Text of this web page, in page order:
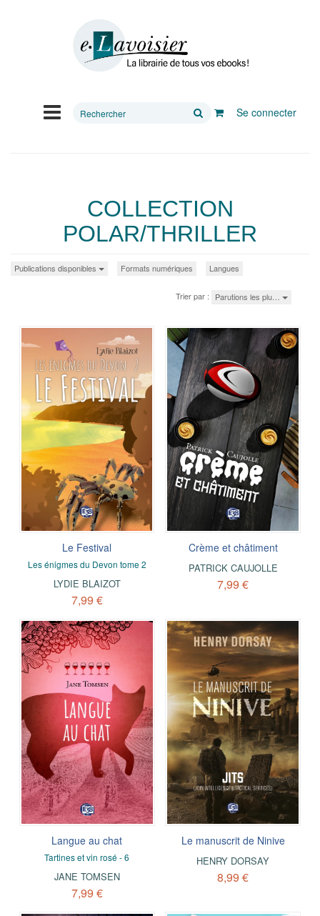
Rechercher
Se connecter
COLLECTION
POLAR/THRILLER
Publications disponibles Formats numériques Langues
Trier par : Parutions les plu…
Le Festival
Les énigmes du Devon tome 2
LYDIE BLAIZOT
7,99 €
Crème et châtiment
PATRICK CAUJOLLE
7,99 €
Langue au chat
Tartines et vin rosé - 6
JANE TOMSEN
7,99 €
Le manuscrit de Ninive
HENRY DORSAY
8,99 €